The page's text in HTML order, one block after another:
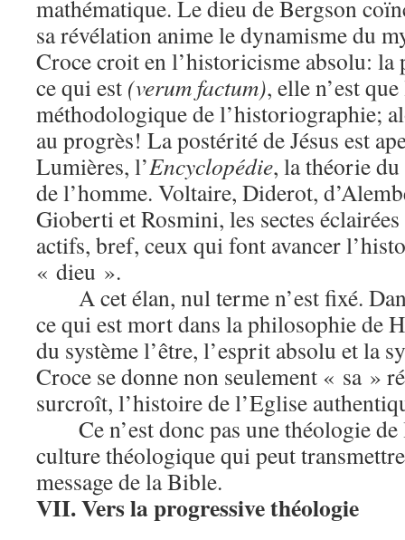
mathématique. Le dieu de Bergson
sa révélation anime le dynamisme du
Croce croit en l’historicisme absolu: la
ce qui est (verum factum), elle n’est
méthodologique de l’historiographie;
au progrès! La postérité de Jésus est
Lumières, l’Encyclopédie, la théorie
de l’homme. Voltaire, Diderot,
Gioberti et Rosmini, les sectes
actifs, bref, ceux qui font avancer
« dieu ».
A cet élan, nul terme n’est fixé.
ce qui est mort dans la philosophie de
du système l’être, l’esprit absolu et la
Croce se donne non seulement « sa »
surcroît, l’histoire de l’Eglise
Ce n’est donc pas une théologie
culture théologique qui peut
message de la Bible.
VII. Vers la progressive théologie